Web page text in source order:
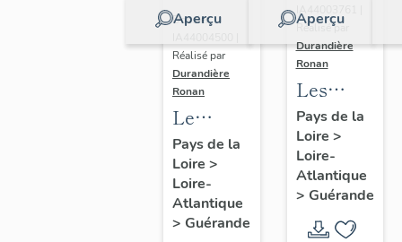
Aperçu
Dossier
Réalisé par
Durandière
Ronan
Le
patrimoine
religieux
de
Guérande
Pays de la
Loire >
Loire-
Atlantique
> Guérande
Aperçu
Réalisé par
Durandière
Ronan
Les
châteaux
et
manoirs
de
Guérande
Pays de la
Loire >
Loire-
Atlantique
> Guérande